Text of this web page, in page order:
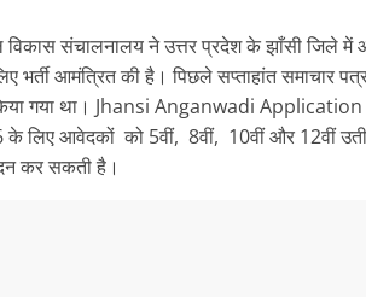
विकास संचालनालय ने उत्तर प्रदेश के झाँसी जिले में
भर्ती आमंत्रित की है। पिछले सप्ताहांत समाचार
गया था। Jhansi Anganwadi
के लिए आवेदकों को 5वीं, 8वीं, 10वीं और 12वीं
कर सकती है।